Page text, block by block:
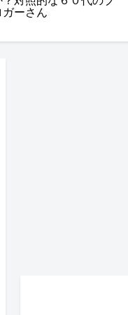
ガーさん